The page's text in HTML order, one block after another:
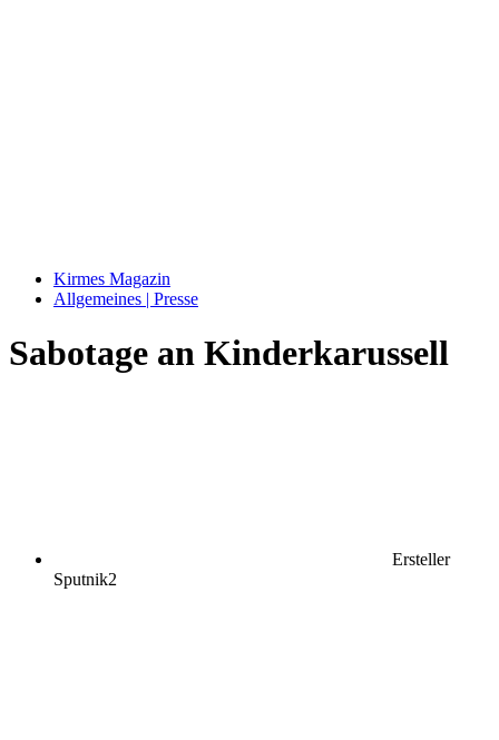
Kirmes Magazin
Allgemeines | Presse
Sabotage an Kinderkarussell
Ersteller
Sputnik2